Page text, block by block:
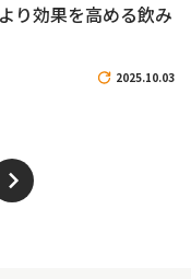
り効果を高める飲み
2025.10.03